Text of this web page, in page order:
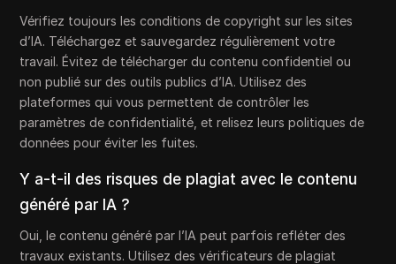
Vérifiez toujours les conditions de copyright sur les sites
d’IA. Téléchargez et sauvegardez régulièrement votre
travail. Évitez de télécharger du contenu confidentiel ou
non publié sur des outils publics d’IA. Utilisez des
plateformes qui vous permettent de contrôler les
paramètres de confidentialité, et relisez leurs politiques de
données pour éviter les fuites.
Y a-t-il des risques de plagiat avec le contenu
généré par IA ?
Oui, le contenu généré par l’IA peut parfois refléter des
travaux existants. Utilisez des vérificateurs de plagiat